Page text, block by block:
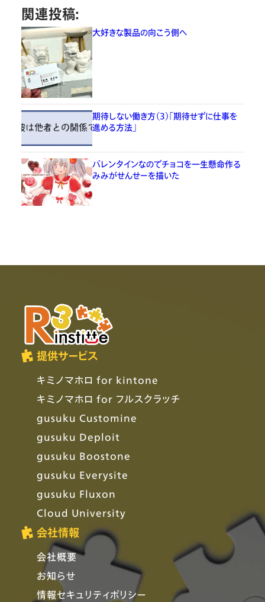
関連投稿:
大好きな製品の向こう側へ
期待しない働き方（3）「期待せずに仕事を
進める方法」
バレンタインなのでチョコを一生懸命作る
みみがせんせーを描いた
提供サービス
キミノマホロ for kintone
キミノマホロ for フルスクラッチ
gusuku Customine
gusuku Deploit
gusuku Boostone
gusuku Everysite
gusuku Fluxon
Cloud University
会社情報
会社概要
お知らせ
情報セキュリティポリシー